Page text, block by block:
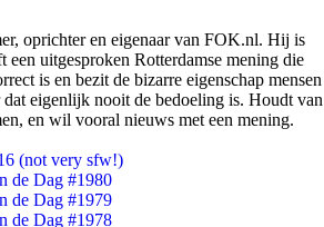
oprichter en eigenaar van FOK.nl. Hij is
een uitgesproken Rotterdamse mening die
is en bezit de bizarre eigenschap mensen
dat eigenlijk nooit de bedoeling is. Houdt van
en wil vooral nieuws met een mening.
(not very sfw!)
de Dag #1980
de Dag #1979
de Dag #1978